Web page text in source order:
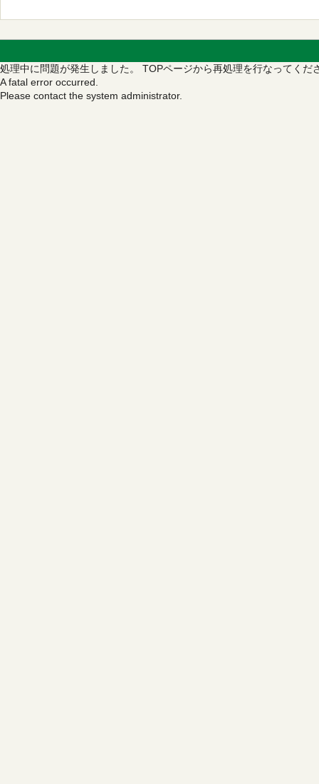
処理中に問題が発生しました。 TOPページから再処理を行なってくだ
A fatal error occurred.
Please contact the system administrator.